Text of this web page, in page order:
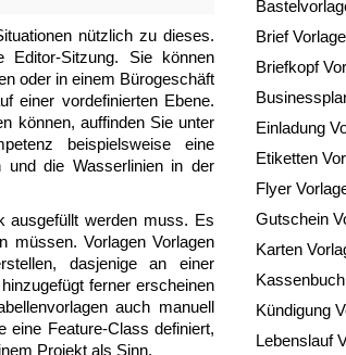
nützlich zu dieses.
Editor-Sitzung. Sie können
oder in einem Bürogeschäft
einer vordefinierten Ebene.
können, auffinden Sie unter
beispielsweise eine
und die Wasserlinien in der
ausgefüllt werden muss. Es
müssen. Vorlagen Vorlagen
dasjenige an einer
ferner erscheinen
auch manuell
eine Feature-Class definiert,
Projekt als Sinn.
Brief
Briefkopf
Einladung
Etiketten
Flyer
Gutschein
Karten
Kündigung
Lebenslauf